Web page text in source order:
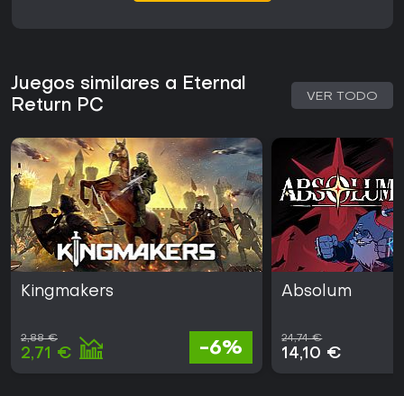
Juegos similares a Eternal
Return PC
VER TODO
Kingmakers
2,88 €
2,71 € -6%
Absolum
24,74 €
14,10 €